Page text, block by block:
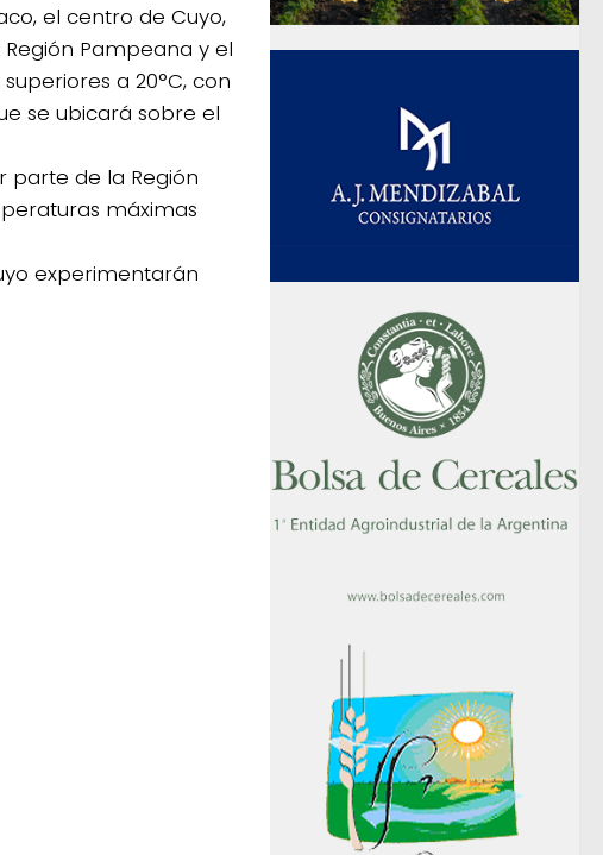
el centro de Cuyo,
Pampeana y el
a 20°C, con
se ubicará sobre el
parte de la Región
máximas
experimentarán